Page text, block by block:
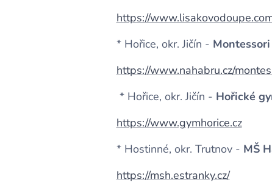
https://
* Hořice, okr. Jičín -
https://www.nahabru.cz/
* Hořice, okr. Jičín - Hořické
https://www.gymhorice.cz
* Hostinné, okr. Trutnov - MŠ
https://msh.estranky.cz/